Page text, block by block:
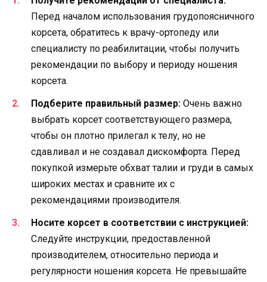
Перед началом использования грудопоясничного
корсета, обратитесь к врачу-ортопеду или
специалисту по реабилитации, чтобы получить
рекомендации по выбору и периоду ношения
корсета.
Подберите правильный размер: Очень важно
выбрать корсет соответствующего размера,
чтобы он плотно прилегал к телу, но не
сдавливал и не создавал дискомфорта. Перед
покупкой измерьте обхват талии и груди в самых
широких местах и сравните их с
рекомендациями производителя.
Носите корсет в соответствии с инструкцией:
Следуйте инструкции, предоставленной
производителем, относительно периода и
регулярности ношения корсета. Не превышайте